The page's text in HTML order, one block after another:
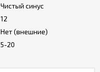
Чистый синус
12
Нет (внешние)
5-20